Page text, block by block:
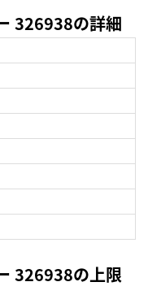
326938の詳細
326938の上限